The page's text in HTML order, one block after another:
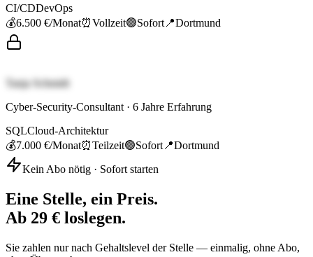
CI/CDDevOps
💰6.500 €/Monat⏰Vollzeit🟢Sofort 📍Dortmund
Tanja Schmidt
Cyber-Security-Consultant · 6 Jahre Erfahrung
SQLCloud-Architektur
💰7.000 €/Monat⏰Teilzeit🟢Sofort 📍Dortmund
Kein Abo nötig · Sofort starten
Eine Stelle, ein Preis.
Ab 29 € loslegen.
Sie zahlen nur nach Gehaltslevel der Stelle — einmalig, ohne Abo,